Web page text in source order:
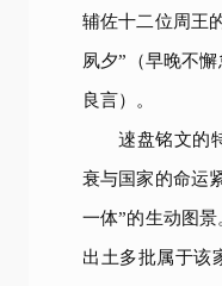
辅佐十二位周王
夙夕”（早晚不
良言）。
逨盘铭文的
衰与国家的命运
一体”的生动图
出土多批属于